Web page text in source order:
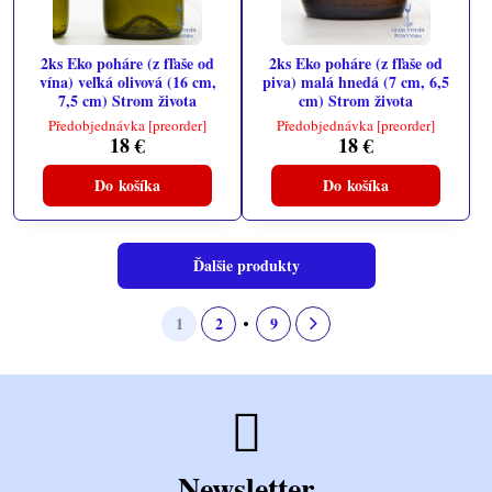
2ks Eko poháre (z fľaše od
vína) veľká olivová (16 cm,
7,5 cm) Strom života
Předobjednávka [preorder]
18 €
Do košíka
2ks Eko poháre (z fľaše od
piva) malá hnedá (7 cm, 6,5
cm) Strom života
Předobjednávka [preorder]
18 €
Do košíka
Ďalšie produkty
1 2 9